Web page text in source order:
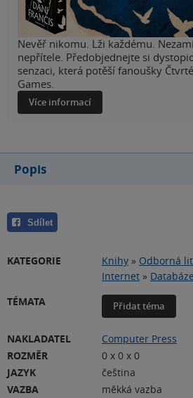
Nevěř nikomu. Lži každému.
nepřítele. Předobjednejte si
senzaci, která potěší fanoušky
Games.
Více informací
Popis
Sdílet
KATEGORIE Knihy » Odborná
Internet » Databáze
TÉMATA
Přidat téma
NAKLADATEL
Computer Press
ROZMĚR
0 x 0 x 0
JAZYK
čeština
VAZBA
měkká vazba